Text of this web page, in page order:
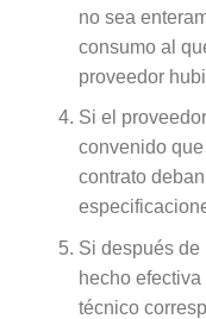
no sea
consumo al
proveedor
Si el
convenido
contrato
Si después de
hecho
técnico